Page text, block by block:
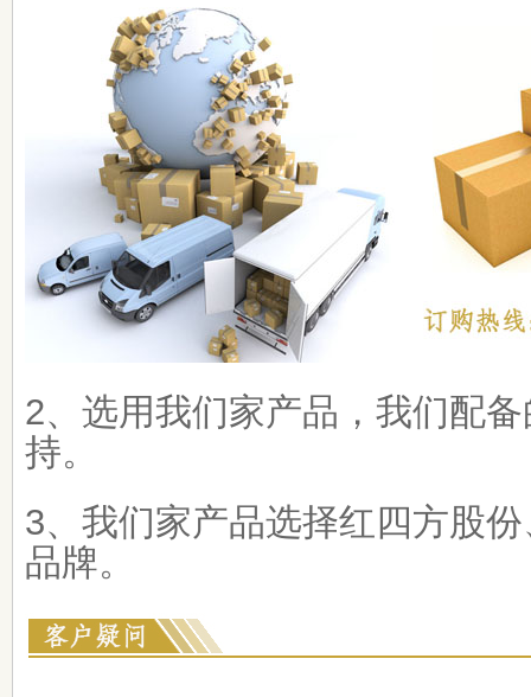
2、选用我们家产品，我们配
持。
3、我们家产品选择红四方股
品牌。